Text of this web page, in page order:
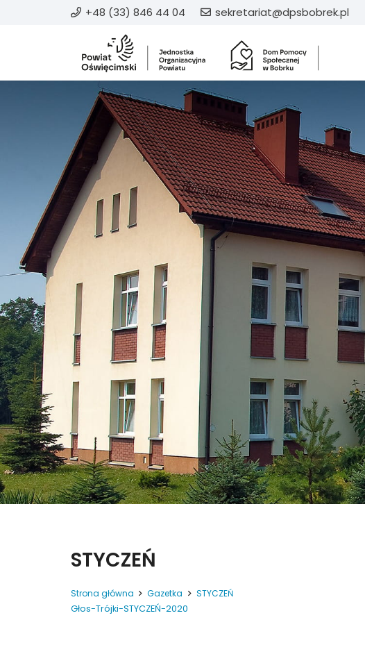
+48 (33) 846 44 04 sekretariat@dpsbobrek.pl
STYCZEŃ
Strona główna Gazetka
STYCZEŃ
Głos-Trójki-STYCZEŃ-2020